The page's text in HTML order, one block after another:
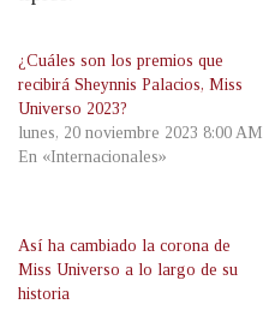
¿Cuáles son los premios que
recibirá Sheynnis Palacios, Miss
Universo 2023?
lunes, 20 noviembre 2023 8:00 AM
En «Internacionales»
Así ha cambiado la corona de
Miss Universo a lo largo de su
historia